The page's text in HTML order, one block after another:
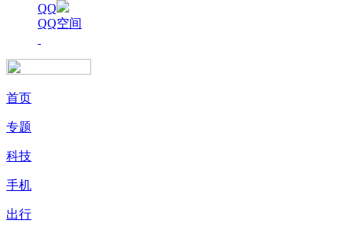
QQ
QQ空间
首页
专题
科技
手机
出行